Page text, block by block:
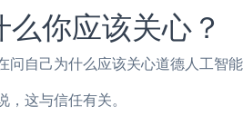
么你应该关心？
问自己为什么应该关心道德人工智能
，这与信任有关。